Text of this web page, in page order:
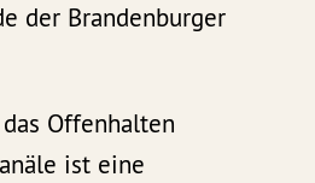
der Brandenburger
Offenhalten
ist eine